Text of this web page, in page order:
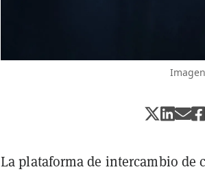
La plataforma de intercambio de